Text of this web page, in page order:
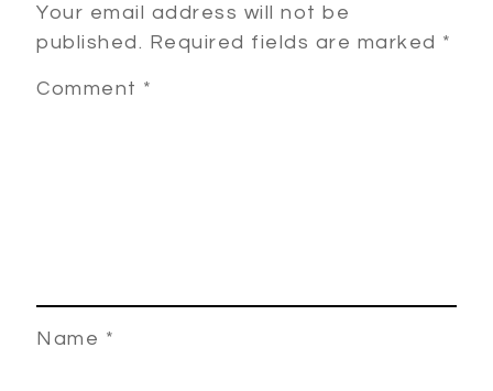
Your email address will not be
published. Required fields are marked *
Comment *
Name *